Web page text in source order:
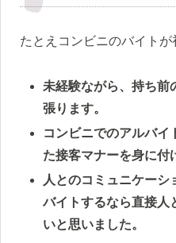
たとえコンビニのバイトが
未経験ながら、持ち前
張ります。
コンビニでのアルバイ
た接客マナーを身に付
人とのコミュニケーシ
バイトするなら直接人
いと思いました。